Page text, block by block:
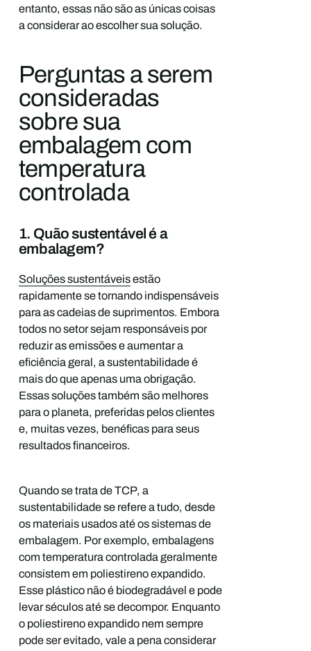
entanto, essas não são as únicas coisas
a considerar ao escolher sua solução.
Perguntas a serem
consideradas
sobre sua
embalagem com
temperatura
controlada
1. Quão sustentável é a
embalagem?
Soluções sustentáveisestão
rapidamente se tornando indispensáveis
para as cadeias de suprimentos. Embora
todos no setor sejam responsáveis por
reduzir as emissões e aumentar a
eficiência geral, a sustentabilidade é
mais do que apenas uma obrigação.
Essas soluções também são melhores
para o planeta, preferidas pelos clientes
e, muitas vezes, benéficas para seus
resultados financeiros.
Quando se trata de TCP, a
sustentabilidade se refere a tudo, desde
os materiais usados até os sistemas de
embalagem. Por exemplo, embalagens
com temperatura controlada geralmente
consistem em poliestireno expandido.
Esse plástico não é biodegradável e pode
levar séculos até se decompor. Enquanto
o poliestireno expandido nem sempre
pode ser evitado, vale a pena considerar